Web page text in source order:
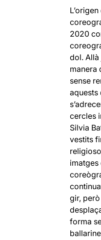
2020
dol. Allà
manera
sense
cercles
Silvia
vestits
imatges
gir,
forma